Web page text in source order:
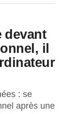
devant
il
: se
après une